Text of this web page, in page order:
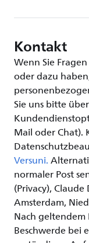
Kontakt
Wenn Sie
oder dazu
Sie uns bitte
Mail oder Chat).
Versuni.
normaler Post
(Privacy),
Amsterdam,
Nach geltendem
Beschwerde bei